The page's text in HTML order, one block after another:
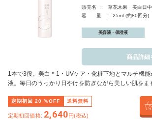
販売名 : 草花木果 美白日中
容 量 : 25mL(約80回分)
美容液・保湿液
商品詳細
1本で3役。美白 ＊1 ・UVケア・化粧下地とマルチ機
液。毎日のうっかり日やけを防ぎながら美しい肌をま
定期初回 20 %OFF 送料無料
定期初回価格: 2,640円(税込)